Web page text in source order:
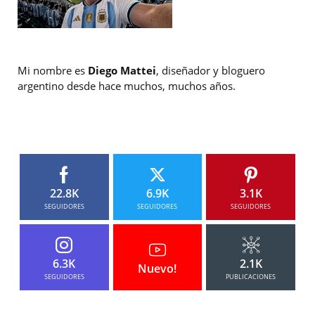
Mi nombre es Diego Mattei, diseñador y bloguero
argentino desde hace muchos, muchos años.
22.8K
SEGUIDORES
6.9K
SEGUIDORES
3.1K
SEGUIDORES
6.3K
SEGUIDORES
Nuevo! 2.1K
PUBLICACIONES